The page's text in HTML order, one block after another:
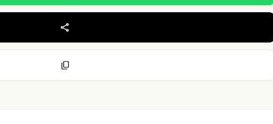
share
content_copy